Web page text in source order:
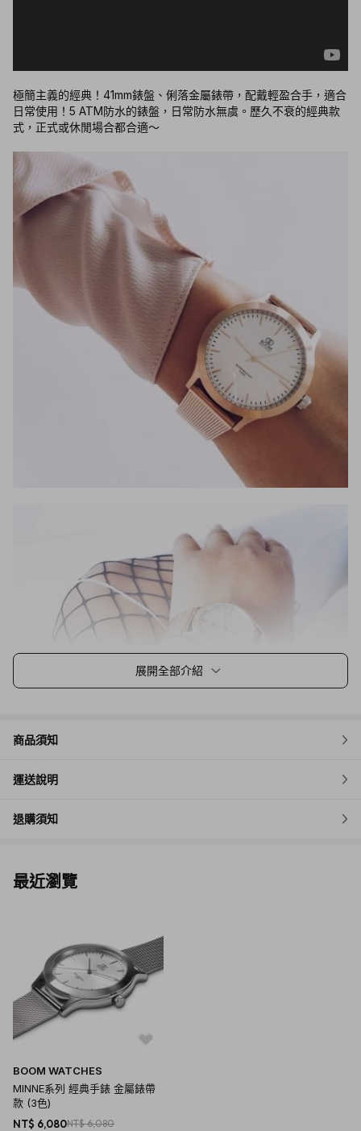
展開全部介紹
極簡主義的經典！41mm錶盤、俐落金屬錶帶，配戴輕盈合手，適合
日常使用！5 ATM防水的錶盤，日常防水無虞。歷久不衰的經典款
式，正式或休閒場合都合適～
商品須知
運送說明
退購須知
最近瀏覽
BOOM WATCHES
MINNE系列 經典手錶 金屬錶帶
款 (3色)
NT$ 6,080NT$ 6,080